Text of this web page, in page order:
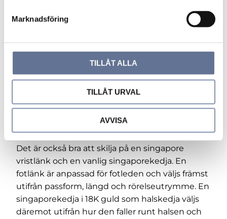
Marknadsföring
TILLÅT ALLA
TILLÅT URVAL
AVVISA
detalj. Kontrollera därför alltid att länken sitter
bekvämt och tryggt när den används.
Om du jämför singapore med pansar är
skillnaden främst uttrycket i länken. Singapore
har en lätt tvistad form som ger mjuk rörelse
och levande glans, medanpansar vristlänkar i
har en plattare och mer klassisk
länkstruktur. Singapore passar bäst när du vill
ha en fotlänk med mer spel i ljuset och ett
mjukare fall runt fotleden.
Det är också bra att skilja på en singapore
vristlänk och en vanlig singaporekedja. En
fotlänk är anpassad för fotleden och väljs främst
utifrån passform, längd och rörelseutrymme. En
singaporekedja i 18K guld som halskedja väljs
däremot utifrån hur den faller runt halsen och